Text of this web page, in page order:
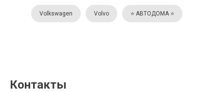
Volkswagen Volvo ⭐️ АВТОДОМА ⭐️
Контакты